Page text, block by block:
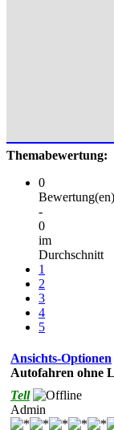
Themabewertung:
0
Bewertung(en)
-
0
im
Durchschnitt
1
2
3
4
5
Ansichts-Optionen
Autofahren ohne
Tell
Admin